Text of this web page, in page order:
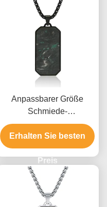
Anpassbarer Größe
Schmiede-
Kohlenstofffaser
Anhänger für Männer mit
Luft- und Raumfahrt
Material und einzigartige
Marmormuster
Erhalten Sie besten
Preis